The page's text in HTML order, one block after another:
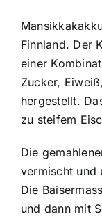
Finnland. Der
einer
Zucker,
hergestellt.
zu steifem
Die
vermischt und
Die
und dann mit